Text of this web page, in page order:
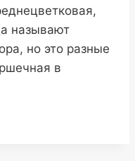
называют
но это разные
в